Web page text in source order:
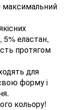
максимальний
5% еластан,
протягом
для
форму і
кольору!